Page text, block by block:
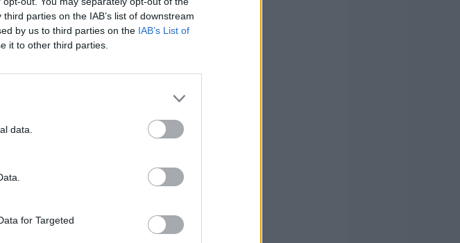
parties on the IAB’s list of downstream
by us to third parties on the IAB’s List of
it to other third parties.
data.
for Targeted